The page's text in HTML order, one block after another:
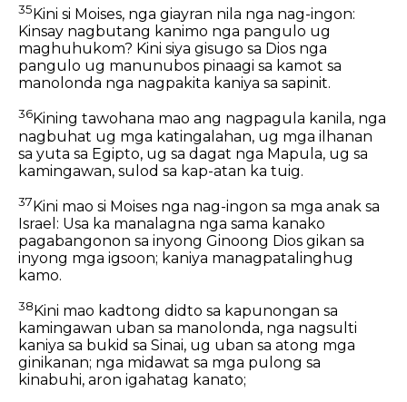
35 Kini si Moises, nga giayran nila nga nag-ingon:
Kinsay nagbutang kanimo nga pangulo ug
maghuhukom? Kini siya gisugo sa Dios nga
pangulo ug manunubos pinaagi sa kamot sa
manolonda nga nagpakita kaniya sa sapinit.
36Kining tawohana mao ang nagpagula kanila, nga
nagbuhat ug mga katingalahan, ug mga ilhanan
sa yuta sa Egipto, ug sa dagat nga Mapula, ug sa
kamingawan, sulod sa kap-atan ka tuig.
37Kini mao si Moises nga nag-ingon sa mga anak sa
Israel: Usa ka manalagna nga sama kanako
pagabangonon sa inyong Ginoong Dios gikan sa
inyong mga igsoon; kaniya managpatalinghug
kamo.
38 Kini mao kadtong didto sa kapunongan sa
kamingawan uban sa manolonda, nga nagsulti
kaniya sa bukid sa Sinai, ug uban sa atong mga
ginikanan; nga midawat sa mga pulong sa
kinabuhi, aron igahatag kanato;